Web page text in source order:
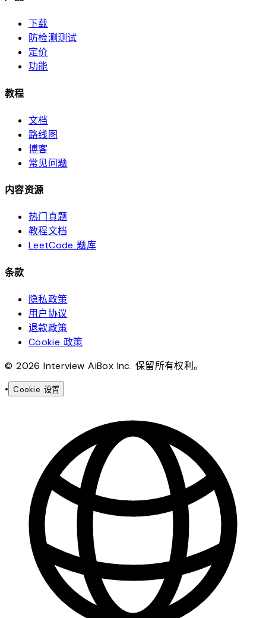
下载
防检测测试
定价
功能
教程
文档
路线图
博客
常见问题
内容资源
热门真题
教程文档
LeetCode 题库
条款
隐私政策
用户协议
退款政策
Cookie 政策
© 2026 Interview AiBox Inc. 保留所有权利。
• Cookie 设置